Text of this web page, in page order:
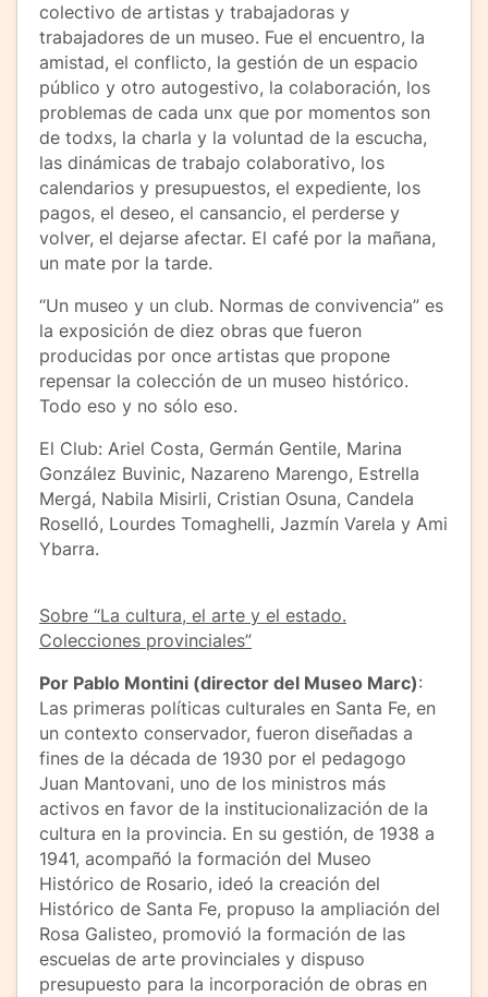
colectivo de artistas y trabajadoras y
trabajadores de un museo. Fue el encuentro, la
amistad, el conflicto, la gestión de un espacio
público y otro autogestivo, la colaboración, los
problemas de cada unx que por momentos son
de todxs, la charla y la voluntad de la escucha,
las dinámicas de trabajo colaborativo, los
calendarios y presupuestos, el expediente, los
pagos, el deseo, el cansancio, el perderse y
volver, el dejarse afectar. El café por la mañana,
un mate por la tarde.
“Un museo y un club. Normas de convivencia” es
la exposición de diez obras que fueron
producidas por once artistas que propone
repensar la colección de un museo histórico.
Todo eso y no sólo eso.
El Club: Ariel Costa, Germán Gentile, Marina
González Buvinic, Nazareno Marengo, Estrella
Mergá, Nabila Misirli, Cristian Osuna, Candela
Roselló, Lourdes Tomaghelli, Jazmín Varela y Ami
Ybarra.
Sobre “La cultura, el arte y el estado.
Colecciones provinciales”
Por Pablo Montini (director del Museo Marc):
Las primeras políticas culturales en Santa Fe, en
un contexto conservador, fueron diseñadas a
fines de la década de 1930 por el pedagogo
Juan Mantovani, uno de los ministros más
activos en favor de la institucionalización de la
cultura en la provincia. En su gestión, de 1938 a
1941, acompañó la formación del Museo
Histórico de Rosario, ideó la creación del
Histórico de Santa Fe, propuso la ampliación del
Rosa Galisteo, promovió la formación de las
escuelas de arte provinciales y dispuso
presupuesto para la incorporación de obras en